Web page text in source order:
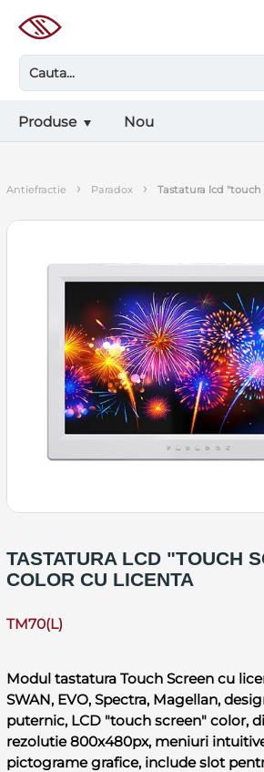
Produse Nou
antiefractie › paradox › tastatura lcd
TASTATURA LCD "TOUCH
COLOR CU LICENTA
TM70(L)
Modul tastatura Touch Screen cu
SWAN, EVO, Spectra, Magellan,
puternic, LCD "touch screen" color,
rezolutie 800x480px, meniuri
pictograme grafice, include slot